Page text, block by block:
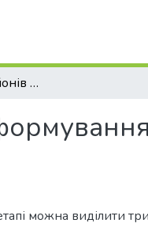
Розукрупнення районів як шлях до формування дієздатних громад
можна виділити